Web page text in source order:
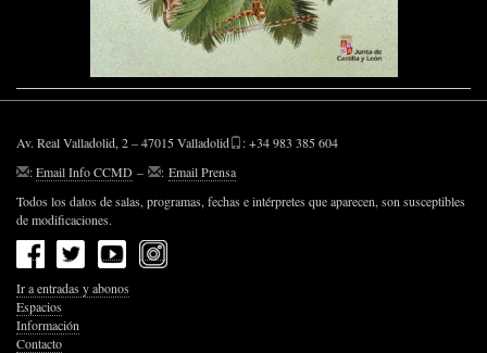
Av. Real Valladolid, 2 – 47015 Valladolid
: +34 983 385 604
:Email Info CCMD – : Email Prensa
Todos los datos de salas, programas, fechas e intérpretes que aparecen, son susceptibles
de modificaciones.
Ir a entradas y abonos
Espacios
Información
Contacto